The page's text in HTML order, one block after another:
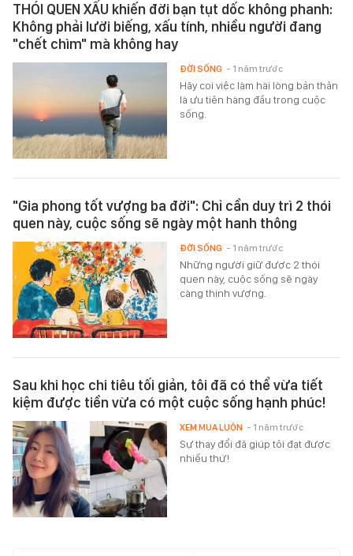
THÓI QUEN XẤU khiến đời bạn tụt dốc không phanh:
Không phải lười biếng, xấu tính, nhiều người đang
"chết chìm" mà không hay
Hãy coi việc làm hài lòng bản thân
là ưu tiên hàng đầu trong cuộc
sống.
ĐỜI SỐNG - 1 năm trước
"Gia phong tốt vượng ba đời": Chỉ cần duy trì 2 thói
quen này, cuộc sống sẽ ngày một hanh thông
Những người giữ được 2 thói
quen này, cuộc sống sẽ ngày
càng thịnh vượng.
ĐỜI SỐNG - 1 năm trước
Sau khi học chi tiêu tối giản, tôi đã có thể vừa tiết
kiệm được tiền vừa có một cuộc sống hạnh phúc!
Sự thay đổi đã giúp tôi đạt được
nhiều thứ!
XEM MUA LUÔN - 1 năm trước